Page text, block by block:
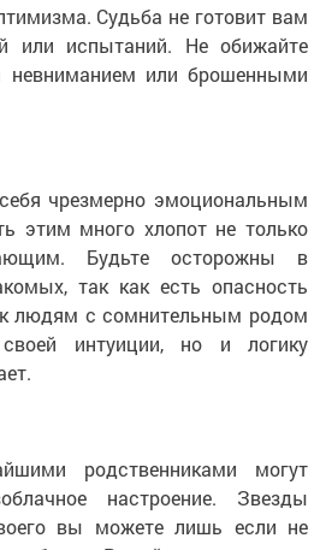
Судьба не готовит вам
или испытаний. Не обижайте
невниманием или брошенными
чрезмерно эмоциональным
этим много хлопот не только
Будьте осторожны в
так как есть опасность
людям с сомнительным родом
интуиции, но и логику
родственниками могут
настроение. Звезды
вы можете лишь если не